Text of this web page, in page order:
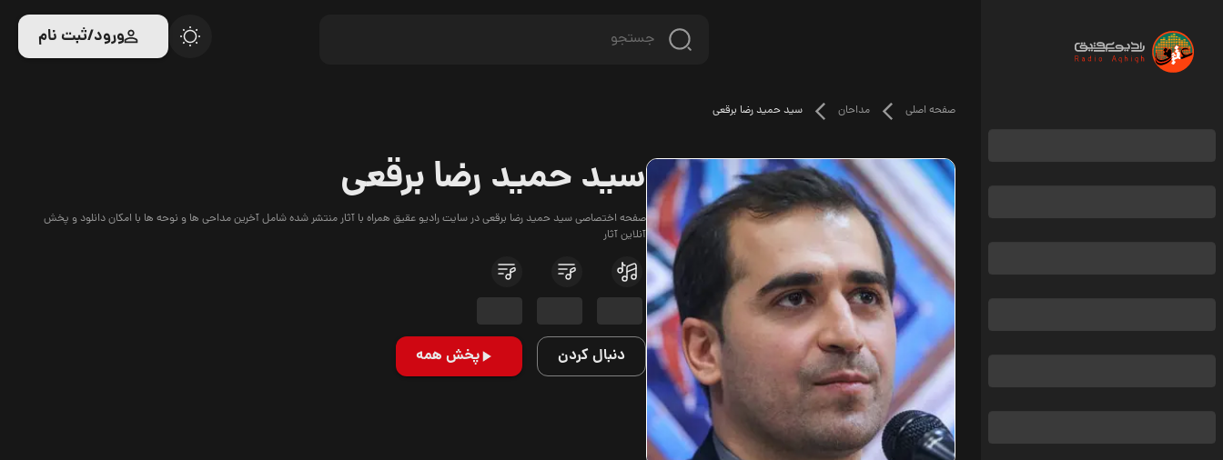
ورود/ثبت نام
صفحه اصلی مداحان سید حمید رضا برقعی
سید حمید رضا برقعی
صفحه اختصاصی سید حمید رضا برقعی در سایت رادیو عقیق همراه با آثار منتشر شده شامل آخرین مداحی ها و نوحه ها با امکان دانلود و پخش
آنلاین آثار
دنبال کردن پخش همه